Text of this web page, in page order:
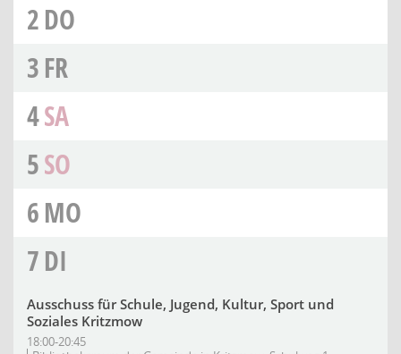
2DO
3FR
4SA
5SO
6MO
7DI
Ausschuss für Schule, Jugend, Kultur, Sport und
Soziales Kritzmow
18:00-20:45